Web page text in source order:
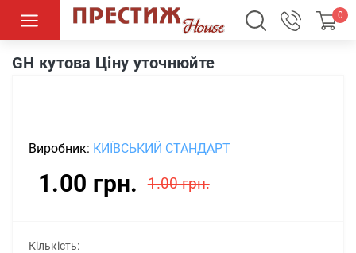
0
GH кутова Ціну уточнюйте
GH кутова Ціну уточнюйте
Виробник: КИЇВСЬКИЙ СТАНДАРТ
1.00 грн. 1.00 грн.
Кількість: